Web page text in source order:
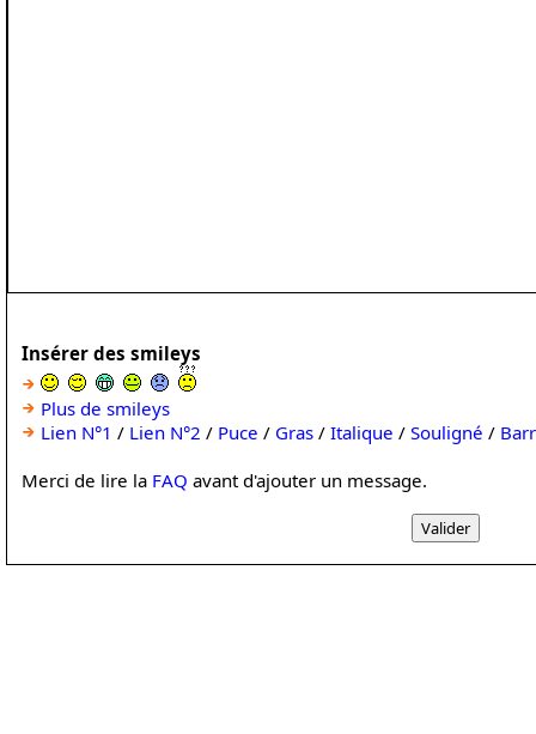
Insérer des smileys
Plus de smileys
Lien N°1 / Lien N°2 / Puce / Gras / Italique / Souligné /
Merci de lire la FAQ avant d'ajouter un message.